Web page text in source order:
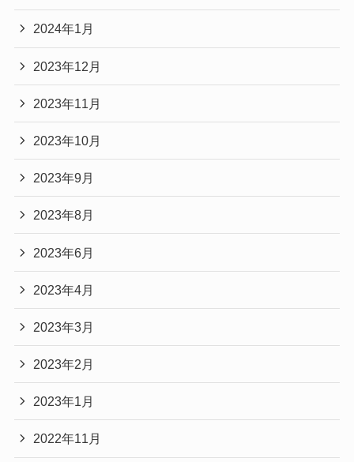
2024年1月
2023年12月
2023年11月
2023年10月
2023年9月
2023年8月
2023年6月
2023年4月
2023年3月
2023年2月
2023年1月
2022年11月